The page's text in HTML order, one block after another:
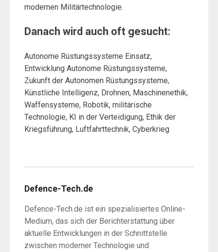
modernen Militärtechnologie.
Danach wird auch oft gesucht:
Autonome Rüstungssysteme Einsatz,
Entwicklung Autonome Rüstungssysteme,
Zukunft der Autonomen Rüstungssysteme,
Künstliche Intelligenz, Drohnen, Maschinenethik,
Waffensysteme, Robotik, militärische
Technologie, KI in der Verteidigung, Ethik der
Kriegsführung, Luftfahrttechnik, Cyberkrieg
Defence-Tech.de
Defence-Tech.de ist ein spezialisiertes Online-
Medium, das sich der Berichterstattung über
aktuelle Entwicklungen in der Schnittstelle
zwischen moderner Technologie und